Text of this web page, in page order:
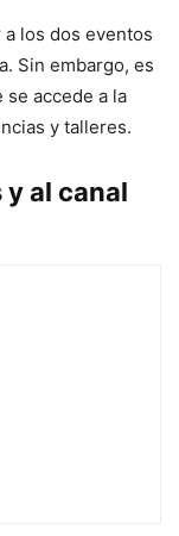
los dos eventos
Sin embargo, es
se accede a la
y talleres.
y al canal